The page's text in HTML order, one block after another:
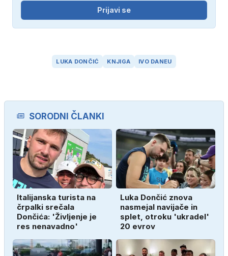
Prijavi se
LUKA DONČIĆ KNJIGA IVO DANEU
SORODNI ČLANKI
Italijanska turista na
črpalki srečala
Dončića: 'Življenje je
res nenavadno'
Luka Dončić znova
nasmejal navijače in
splet, otroku 'ukradel'
20 evrov